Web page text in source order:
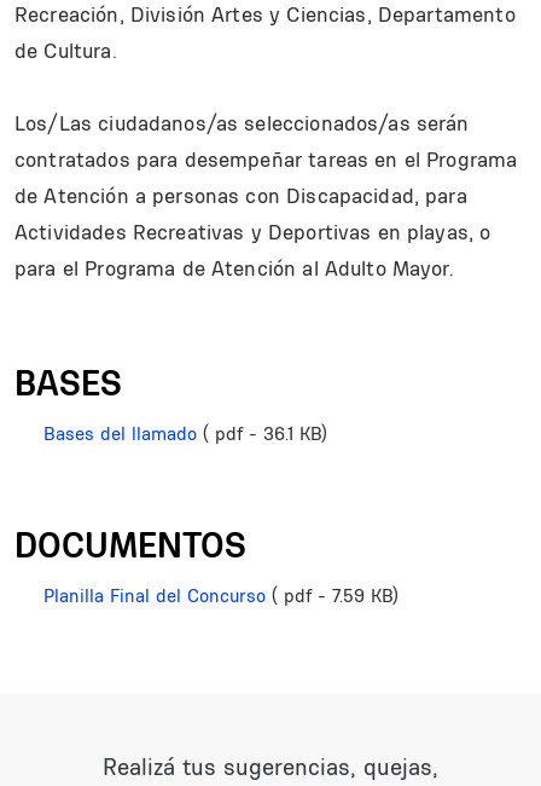
Recreación, División Artes y Ciencias, Departamento
de Cultura.
Los/Las ciudadanos/as seleccionados/as serán
contratados para desempeñar tareas en el Programa
de Atención a personas con Discapacidad, para
Actividades Recreativas y Deportivas en playas, o
para el Programa de Atención al Adulto Mayor.
BASES
Bases del llamado ( pdf - 36.1 KB)
DOCUMENTOS
Planilla Final del Concurso ( pdf - 7.59 KB)
Realizá tus sugerencias, quejas,